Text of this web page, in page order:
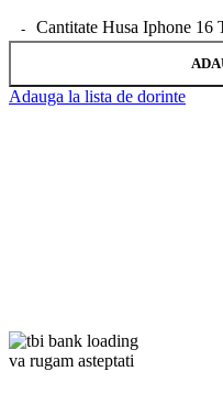
Cantitate Husa Iphone 16
Adauga la lista de dorinte
va rugam asteptati